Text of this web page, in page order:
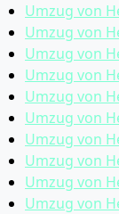
Umzug von
Umzug von
Umzug von
Umzug von
Umzug von
Umzug von
Umzug von
Umzug von
Umzug von
Umzug von